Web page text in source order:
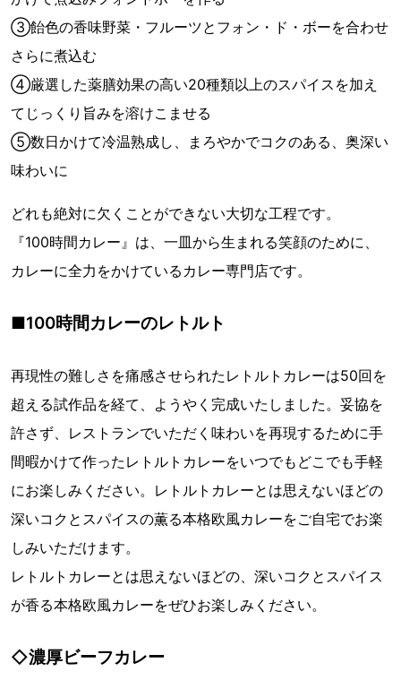
③飴色の香味野菜・フルーツとフォン・ド・ボーを合わせ
さらに煮込む
④厳選した薬膳効果の高い20種類以上のスパイスを加え
てじっくり旨みを溶けこませる
⑤数日かけて冷温熟成し、まろやかでコクのある、奥深い
味わいに
どれも絶対に欠くことができない大切な工程です。
『100時間カレー』は、一皿から生まれる笑顔のために、
カレーに全力をかけているカレー専門店です。
■100時間カレーのレトルト
再現性の難しさを痛感させられたレトルトカレーは50回を
超える試作品を経て、ようやく完成いたしました。妥協を
許さず、レストランでいただく味わいを再現するために手
間暇かけて作ったレトルトカレーをいつでもどこでも手軽
にお楽しみください。レトルトカレーとは思えないほどの
深いコクとスパイスの薫る本格欧風カレーをご自宅でお楽
しみいただけます。
レトルトカレーとは思えないほどの、深いコクとスパイス
が香る本格欧風カレーをぜひお楽しみください。
◇濃厚ビーフカレー